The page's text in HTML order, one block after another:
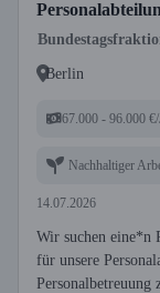
Berlin
67.000 - 96.000
Nachhaltiger
14.07.2026
Wir suchen eine*n
für unsere
Personalbetreuung